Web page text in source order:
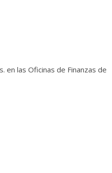
las Oficinas de Finanzas de